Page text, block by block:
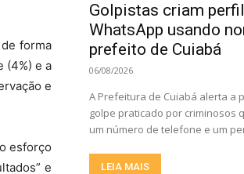
forma
(4%) e a
e
esforço
e
Golpistas criam
WhatsApp usando
prefeito de Cuiabá
06/08/2026
A Prefeitura de Cuiabá alerta a
golpe praticado por criminosos
um número de telefone e um
LEIA MAIS